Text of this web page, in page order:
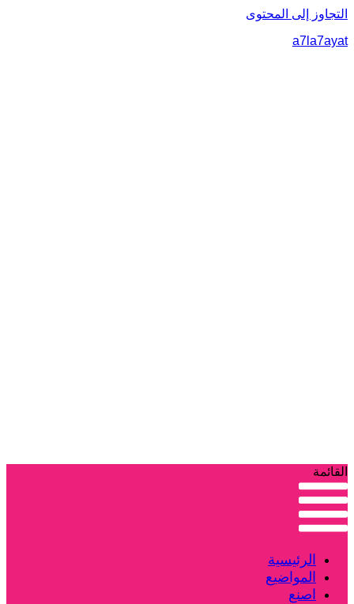
التجاوز إلى المحتوى
a7la7ayat
القائمة
الرئيسية
المواضيع
اصنع